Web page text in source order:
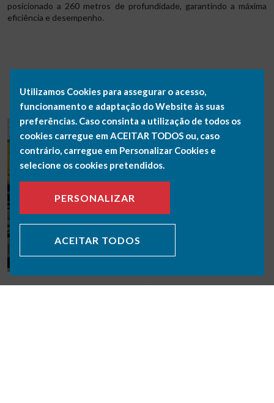
posicionado a 260 metros de profundidade, garantindo a máxima
eficiência e desempenho.
GALERIA
Utilizamos Cookies para assegurar o acesso,
funcionamento e adaptação do Website às suas
preferências. Caso consinta a utilização de todos os
cookies carregue em ACEITAR TODOS ou, caso
contrário, carregue em Personalizar Cookies e
selecione os cookies pretendidos.
PERSONALIZAR
ACEITAR TODOS